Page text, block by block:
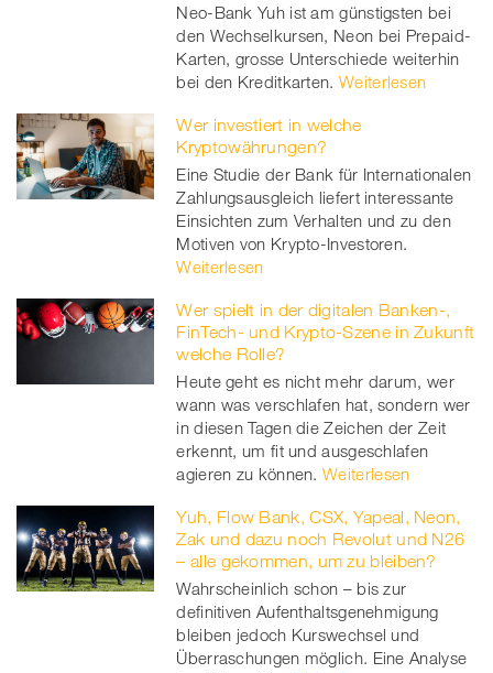
Neo-Bank Yuh ist am günstigsten bei
den Wechselkursen, Neon bei Prepaid-
Karten, grosse Unterschiede weiterhin
bei den Kreditkarten. Weiterlesen
Wer investiert in welche
Kryptowährungen?
Eine Studie der Bank für Internationalen
Zahlungsausgleich liefert interessante
Einsichten zum Verhalten und zu den
Motiven von Krypto-Investoren.
Weiterlesen
Wer spielt in der digitalen Banken-,
FinTech- und Krypto-Szene in Zukunft
welche Rolle?
Heute geht es nicht mehr darum, wer
wann was verschlafen hat, sondern wer
in diesen Tagen die Zeichen der Zeit
erkennt, um fit und ausgeschlafen
agieren zu können. Weiterlesen
Yuh, Flow Bank, CSX, Yapeal, Neon,
Zak und dazu noch Revolut und N26
– alle gekommen, um zu bleiben?
Wahrscheinlich schon – bis zur
definitiven Aufenthaltsgenehmigung
bleiben jedoch Kurswechsel und
Überraschungen möglich. Eine Analyse